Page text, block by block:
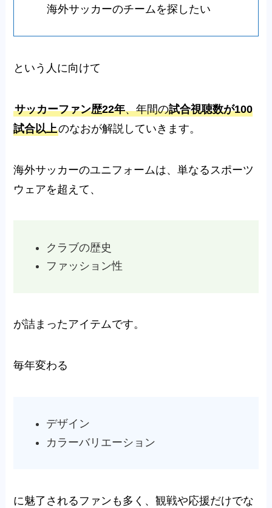
海外サッカーのチームを探したい
という人に向けて
サッカーファン歴22年、年間の試合視聴数が100
試合以上のなおが解説していきます。
海外サッカーのユニフォームは、単なるスポーツ
ウェアを超えて、
クラブの歴史
ファッション性
が詰まったアイテムです。
毎年変わる
デザイン
カラーバリエーション
に魅了されるファンも多く、観戦や応援だけでな